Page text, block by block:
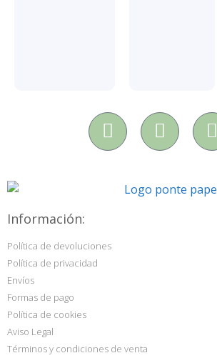
Información:
Política de devoluciones
Política de privacidad
Envíos
Formas de pago
Política de cookies
Aviso Legal
Términos y condiciones de venta